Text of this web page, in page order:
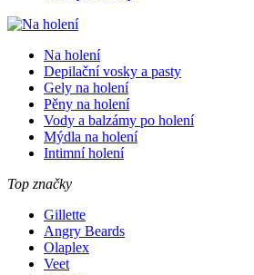
Na holení
Depilační vosky a pasty
Gely na holení
Pěny na holení
Vody a balzámy po holení
Mýdla na holení
Intimní holení
Top značky
Gillette
Angry Beards
Olaplex
Veet